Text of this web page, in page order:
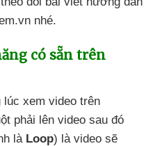
nhé.
có sẵn trên
lúc xem video trên
phải lên video sau đó
là Loop) là video sẽ